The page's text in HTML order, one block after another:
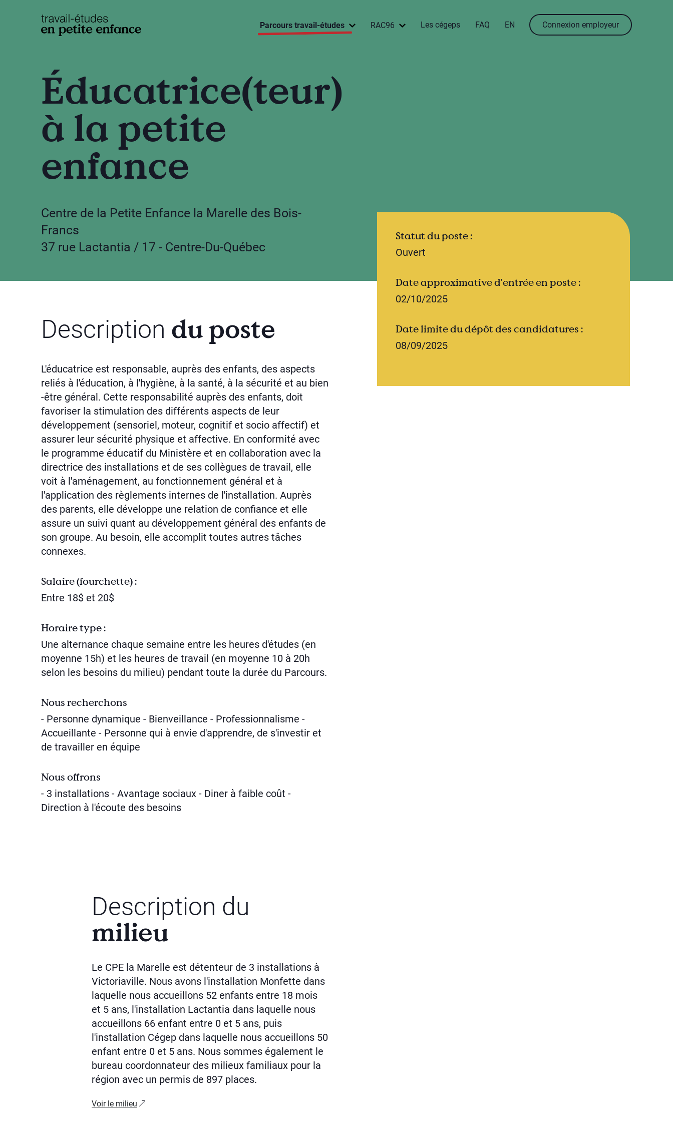
base.logo Parcours travail-études RAC96 Les cégeps FAQ
menu.language
menu.en
EN Connexion employeur
Éducatrice(teur)
à la petite
enfance
Centre de la Petite Enfance la Marelle des Bois-
Francs
37 rue Lactantia / 17 - Centre-Du-Québec
Description du poste
L'éducatrice est responsable, auprès des enfants, des aspects
reliés à l'éducation, à l'hygiène, à la santé, à la sécurité et au bien
-être général. Cette responsabilité auprès des enfants, doit
favoriser la stimulation des différents aspects de leur
développement (sensoriel, moteur, cognitif et socio affectif) et
assurer leur sécurité physique et affective. En conformité avec
le programme éducatif du Ministère et en collaboration avec la
directrice des installations et de ses collègues de travail, elle
voit à l'aménagement, au fonctionnement général et à
l'application des règlements internes de l'installation. Auprès
des parents, elle développe une relation de confiance et elle
assure un suivi quant au développement général des enfants de
son groupe. Au besoin, elle accomplit toutes autres tâches
connexes.
Salaire (fourchette) :
Entre 18$ et 20$
Horaire type :
Une alternance chaque semaine entre les heures d'études (en
moyenne 15h) et les heures de travail (en moyenne 10 à 20h
selon les besoins du milieu) pendant toute la durée du Parcours.
Nous recherchons
- Personne dynamique - Bienveillance - Professionnalisme -
Accueillante - Personne qui à envie d'apprendre, de s'investir et
de travailler en équipe
Nous offrons
- 3 installations - Avantage sociaux - Diner à faible coût -
Direction à l'écoute des besoins
Statut du poste :
Ouvert
Date approximative d'entrée en poste :
02/10/2025
Date limite du dépôt des candidatures :
08/09/2025
Description du
milieu
Le CPE la Marelle est détenteur de 3 installations à
Victoriaville. Nous avons l'installation Monfette dans
laquelle nous accueillons 52 enfants entre 18 mois
et 5 ans, l'installation Lactantia dans laquelle nous
accueillons 66 enfant entre 0 et 5 ans, puis
l'installation Cégep dans laquelle nous accueillons 50
enfant entre 0 et 5 ans. Nous sommes également le
bureau coordonnateur des milieux familiaux pour la
région avec un permis de 897 places.
Voir le milieu